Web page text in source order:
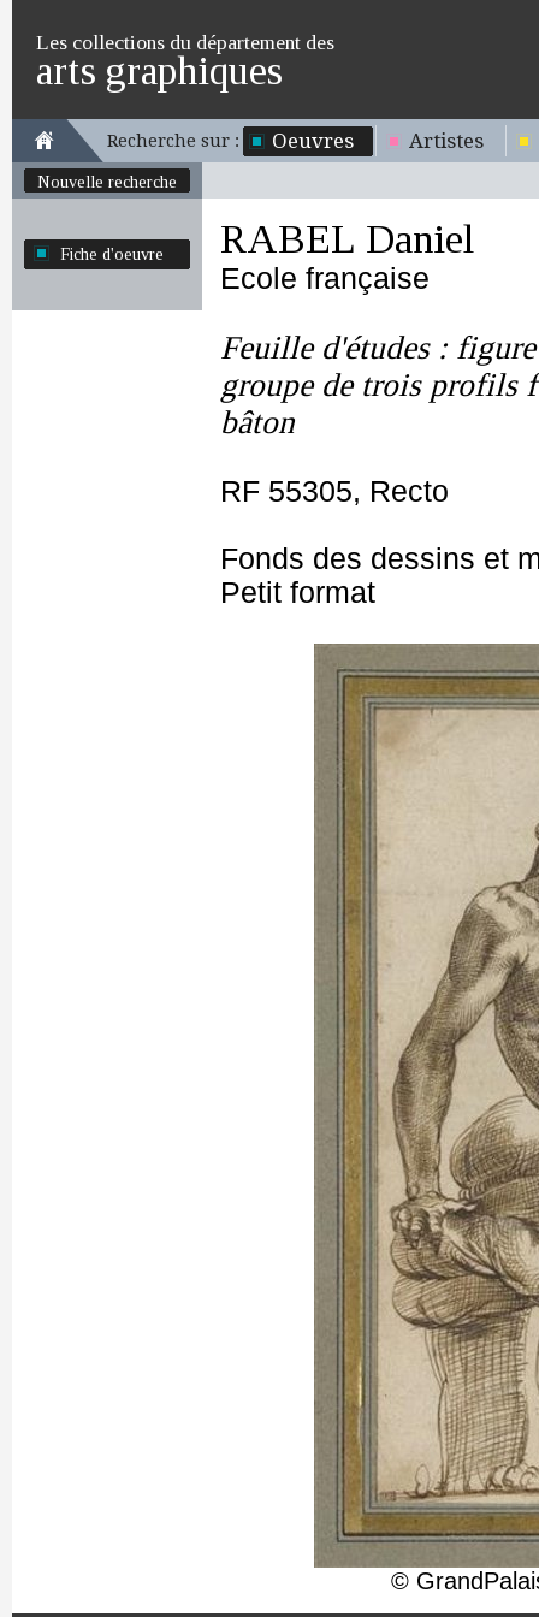
Les collections du département des
arts graphiques
Recherche sur : Oeuvres Artistes
Nouvelle recherche
Fiche d'oeuvre RABEL Daniel
Ecole française
Feuille d'études :
groupe de trois profils
bâton
RF 55305, Recto
Fonds des dessins et
Petit format
©